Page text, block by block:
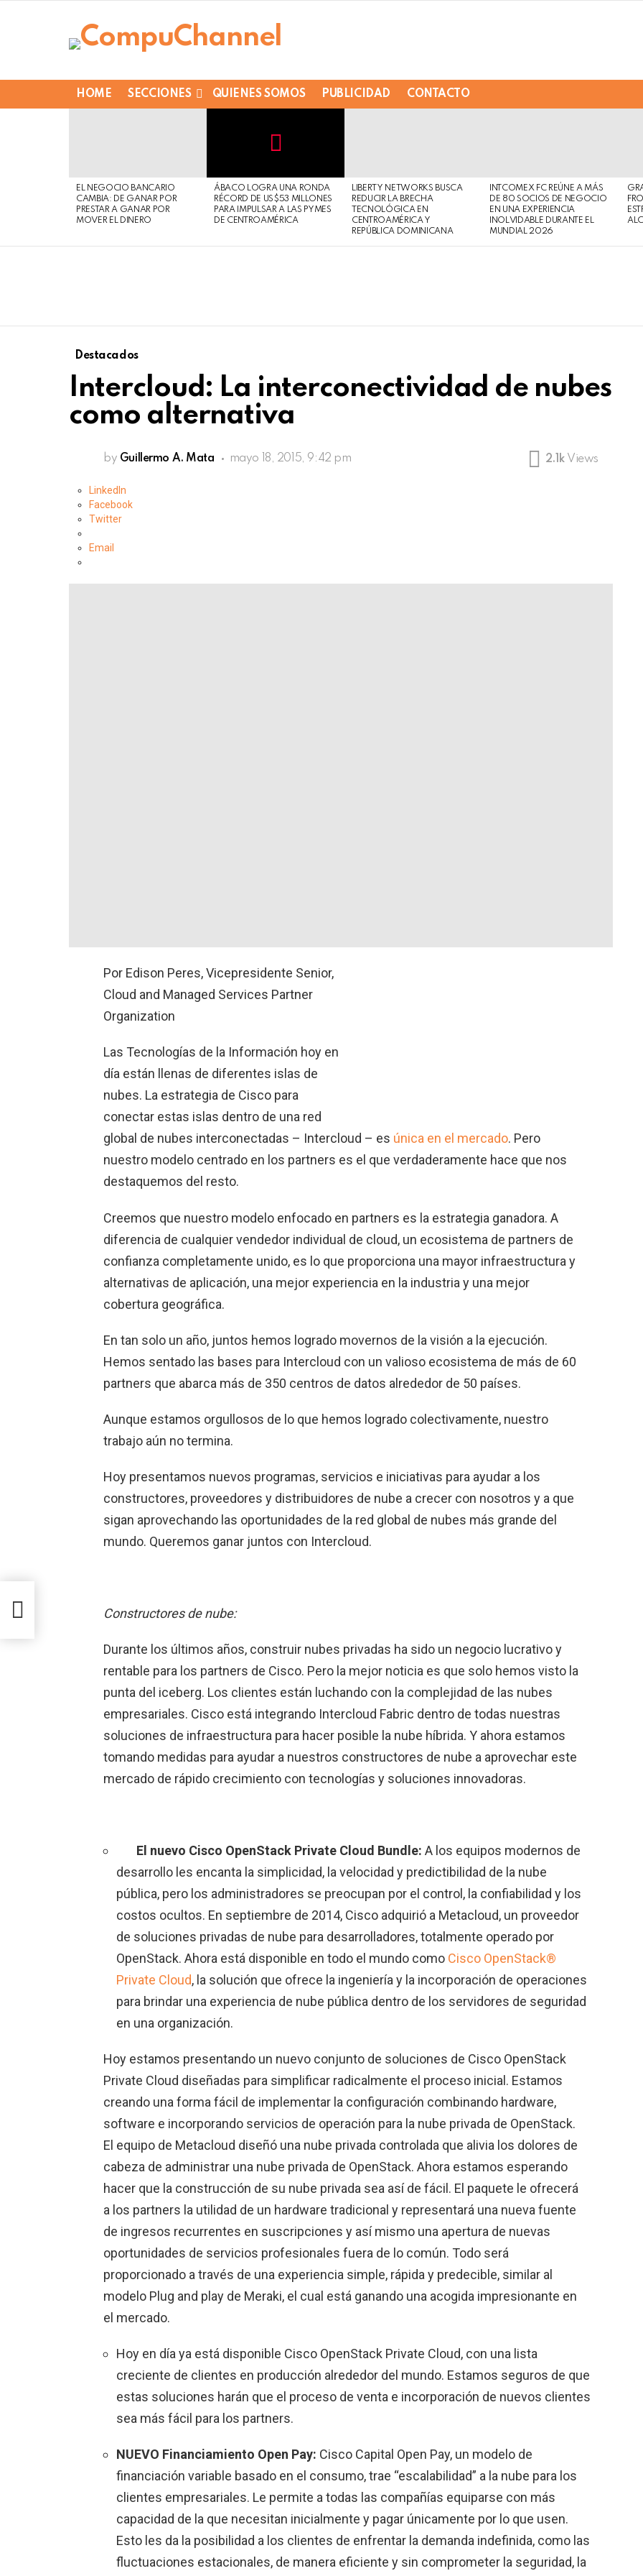
HOME SECCIONES QUIENES SOMOS PUBLICIDAD CONTACTO
EL NEGOCIO BANCARIO
CAMBIA: DE GANAR POR
PRESTAR A GANAR POR
MOVER EL DINERO
Safe
For
Work
view
this
post
ÁBACO LOGRA UNA RONDA
RÉCORD DE US$53 MILLONES
PARA IMPULSAR A LAS PYMES
DE CENTROAMÉRICA
LIBERTY NETWORKS BUSCA
REDUCIR LA BRECHA
TECNOLÓGICA EN
CENTROAMÉRICA Y
REPÚBLICA DOMINICANA
INTCOMEX FC REÚNE A MÁS
DE 80 SOCIOS DE NEGOCIO
EN UNA EXPERIENCIA
INOLVIDABLE DURANTE EL
MUNDIAL 2026
Destacados
Intercloud: La interconectividad de nubes
como alternativa
by Guillermo A. Mata mayo 18, 2015, 9:42 pm 2.1k Views
LinkedIn
Facebook
Twitter
Email
Por Edison Peres, Vicepresidente Senior,
Cloud and Managed Services Partner
Organization
Las Tecnologías de la Información hoy en
día están llenas de diferentes islas de
nubes. La estrategia de Cisco para
conectar estas islas dentro de una red
global de nubes interconectadas – Intercloud – es única en el mercado. Pero
nuestro modelo centrado en los partners es el que verdaderamente hace que nos
destaquemos del resto.
Creemos que nuestro modelo enfocado en partners es la estrategia ganadora. A
diferencia de cualquier vendedor individual de cloud, un ecosistema de partners de
confianza completamente unido, es lo que proporciona una mayor infraestructura y
alternativas de aplicación, una mejor experiencia en la industria y una mejor
cobertura geográfica.
En tan solo un año, juntos hemos logrado movernos de la visión a la ejecución.
Hemos sentado las bases para Intercloud con un valioso ecosistema de más de 60
partners que abarca más de 350 centros de datos alrededor de 50 países.
Aunque estamos orgullosos de lo que hemos logrado colectivamente, nuestro
trabajo aún no termina.
Hoy presentamos nuevos programas, servicios e iniciativas para ayudar a los
constructores, proveedores y distribuidores de nube a crecer con nosotros y a que
sigan aprovechando las oportunidades de la red global de nubes más grande del
mundo. Queremos ganar juntos con Intercloud.
Constructores de nube:
Durante los últimos años, construir nubes privadas ha sido un negocio lucrativo y
rentable para los partners de Cisco. Pero la mejor noticia es que solo hemos visto la
punta del iceberg. Los clientes están luchando con la complejidad de las nubes
empresariales. Cisco está integrando Intercloud Fabric dentro de todas nuestras
soluciones de infraestructura para hacer posible la nube híbrida. Y ahora estamos
tomando medidas para ayudar a nuestros constructores de nube a aprovechar este
mercado de rápido crecimiento con tecnologías y soluciones innovadoras.
El nuevo Cisco OpenStack Private Cloud Bundle: A los equipos modernos de
desarrollo les encanta la simplicidad, la velocidad y predictibilidad de la nube
pública, pero los administradores se preocupan por el control, la confiabilidad y los
costos ocultos. En septiembre de 2014, Cisco adquirió a Metacloud, un proveedor
de soluciones privadas de nube para desarrolladores, totalmente operado por
OpenStack. Ahora está disponible en todo el mundo como Cisco OpenStack®
Private Cloud, la solución que ofrece la ingeniería y la incorporación de operaciones
para brindar una experiencia de nube pública dentro de los servidores de seguridad
en una organización.
Hoy estamos presentando un nuevo conjunto de soluciones de Cisco OpenStack
Private Cloud diseñadas para simplificar radicalmente el proceso inicial. Estamos
creando una forma fácil de implementar la configuración combinando hardware,
software e incorporando servicios de operación para la nube privada de OpenStack.
El equipo de Metacloud diseñó una nube privada controlada que alivia los dolores de
cabeza de administrar una nube privada de OpenStack. Ahora estamos esperando
hacer que la construcción de su nube privada sea así de fácil. El paquete le ofrecerá
a los partners la utilidad de un hardware tradicional y representará una nueva fuente
de ingresos recurrentes en suscripciones y así mismo una apertura de nuevas
oportunidades de servicios profesionales fuera de lo común. Todo será
proporcionado a través de una experiencia simple, rápida y predecible, similar al
modelo Plug and play de Meraki, el cual está ganando una acogida impresionante en
el mercado.
Hoy en día ya está disponible Cisco OpenStack Private Cloud, con una lista
creciente de clientes en producción alrededor del mundo. Estamos seguros de que
estas soluciones harán que el proceso de venta e incorporación de nuevos clientes
sea más fácil para los partners.
NUEVO Financiamiento Open Pay: Cisco Capital Open Pay, un modelo de
financiación variable basado en el consumo, trae “escalabilidad” a la nube para los
clientes empresariales. Le permite a todas las compañías equiparse con más
capacidad de la que necesitan inicialmente y pagar únicamente por lo que usen.
Esto les da la posibilidad a los clientes de enfrentar la demanda indefinida, como las
fluctuaciones estacionales, de manera eficiente y sin comprometer la seguridad, la